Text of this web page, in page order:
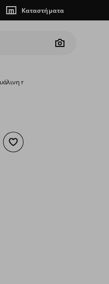
Καταστήματα
Camera
πόρτα, 40x80 cm
Προσθήκη στα αγαπημένα